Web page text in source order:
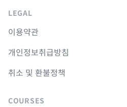
LEGAL
이용약관
개인정보취급방침
취소 및 환불정책
COURSES